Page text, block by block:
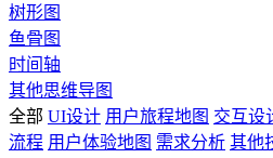
树形图
鱼骨图
时间轴
其他思维导图
全部 UI设计 用户旅程地图 交互设
流程 用户体验地图 需求分析 其他